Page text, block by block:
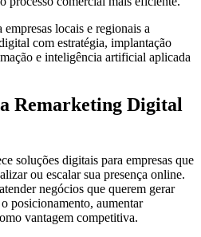
empresas locais e regionais a
com estratégia, implantação
e inteligência artificial aplicada
Remarketing Digital
soluções digitais para empresas que
ou escalar sua presença online.
negócios que querem gerar
posicionamento, aumentar
vantagem competitiva.